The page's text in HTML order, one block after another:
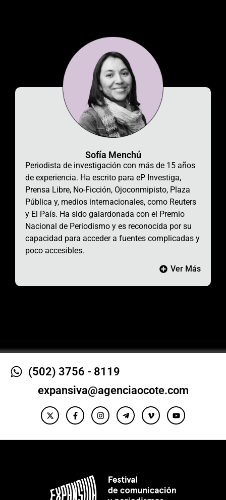
Sofía Menchú
Periodista de investigación con más de 15 años
de experiencia. Ha escrito para eP Investiga,
Prensa Libre, No-Ficción, Ojoconmipisto, Plaza
Pública y, medios internacionales, como Reuters
y El País. Ha sido galardonada con el Premio
Nacional de Periodismo y es reconocida por su
capacidad para acceder a fuentes complicadas y
poco accesibles.
Ver Más
(502) 3756 - 8119
expansiva@agenciaocote.com